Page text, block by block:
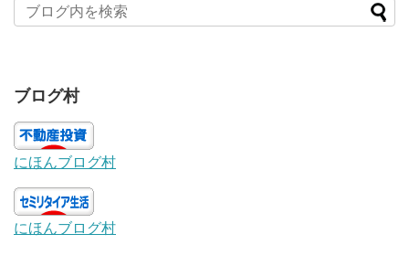
ブログ村
にほんブログ村
にほんブログ村